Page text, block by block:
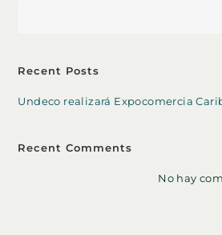
Recent Posts
Undeco realizará Expocomercia
Recent Comments
No hay